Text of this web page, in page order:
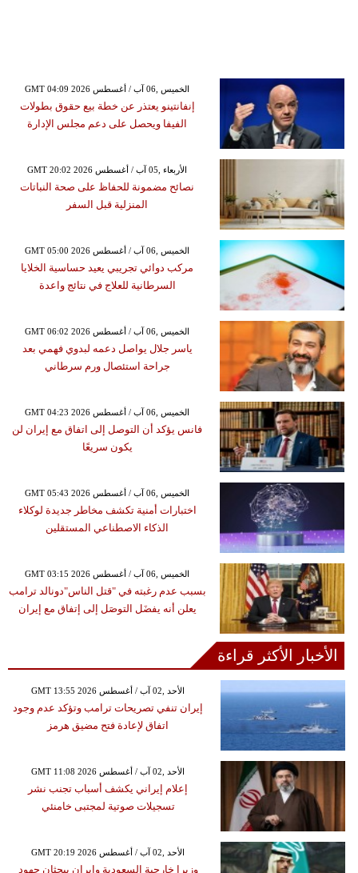
GMT 04:09 2026 الخميس ,06 آب / أغسطس
إنفانتينو يعتذر عن خطة بيع حقوق بطولات
الفيفا ويحصل على دعم مجلس الإدارة
GMT 20:02 2026 الأربعاء ,05 آب / أغسطس
نصائح مضمونة للحفاظ على صحة النباتات
المنزلية قبل السفر
GMT 05:00 2026 الخميس ,06 آب / أغسطس
مركب دوائي تجريبي يعيد حساسية الخلايا
السرطانية للعلاج في نتائج واعدة
GMT 06:02 2026 الخميس ,06 آب / أغسطس
ياسر جلال يواصل دعمه لبدوي فهمي بعد
جراحة استئصال ورم سرطاني
GMT 04:23 2026 الخميس ,06 آب / أغسطس
فانس يؤكد أن التوصل إلى اتفاق مع إيران لن
يكون سريعًا
GMT 05:43 2026 الخميس ,06 آب / أغسطس
اختبارات أمنية تكشف مخاطر جديدة لوكلاء
الذكاء الاصطناعي المستقلين
GMT 03:15 2026 الخميس ,06 آب / أغسطس
بسبب عدم رغبته في "قتل الناس"دونالد ترامب
يعلن أنه يفضَل التوصَل إلى إتفاق مع إيران
الأخبار الأكثر قراءة
GMT 13:55 2026 الأحد ,02 آب / أغسطس
إيران تنفي تصريحات ترامب وتؤكد عدم وجود
اتفاق لإعادة فتح مضيق هرمز
GMT 11:08 2026 الأحد ,02 آب / أغسطس
إعلام إيراني يكشف أسباب تجنب نشر
تسجيلات صوتية لمجتبى خامنئي
GMT 20:19 2026 الأحد ,02 آب / أغسطس
وزيرا خارجية السعودية وإيران يبحثان جهود